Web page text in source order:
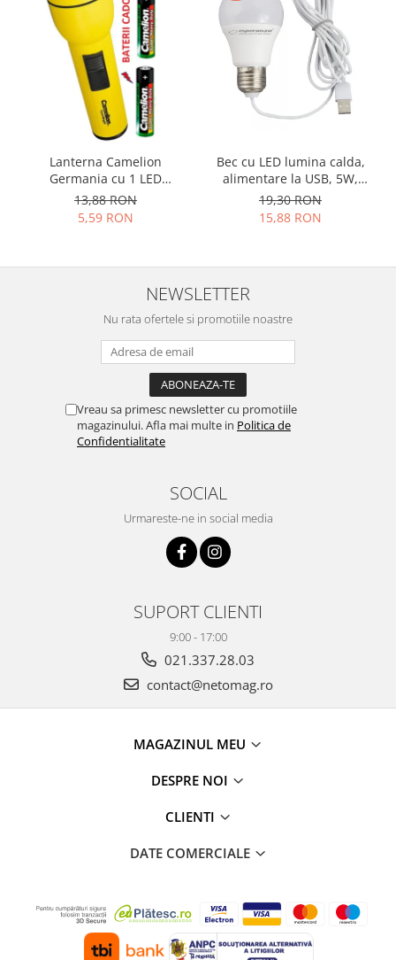
Lanterna Camelion
Germania cu 1 LED
FL1L2C2AA lumina alba
super Bright BATERII AA
13,88 RON
5,59 RON
Bec cu LED lumina calda,
alimentare la USB, 5W,
lungime cablu 2.5m
19,30 RON
15,88 RON
NEWSLETTER
Nu rata ofertele si promotiile noastre
Vreau sa primesc newsletter cu promotiile
magazinului. Afla mai multe in Politica de
Confidentialitate
SOCIAL
Urmareste-ne in social media
SUPORT CLIENTI
9:00 - 17:00
021.337.28.03
contact@netomag.ro
MAGAZINUL MEU
DESPRE NOI
CLIENTI
DATE COMERCIALE